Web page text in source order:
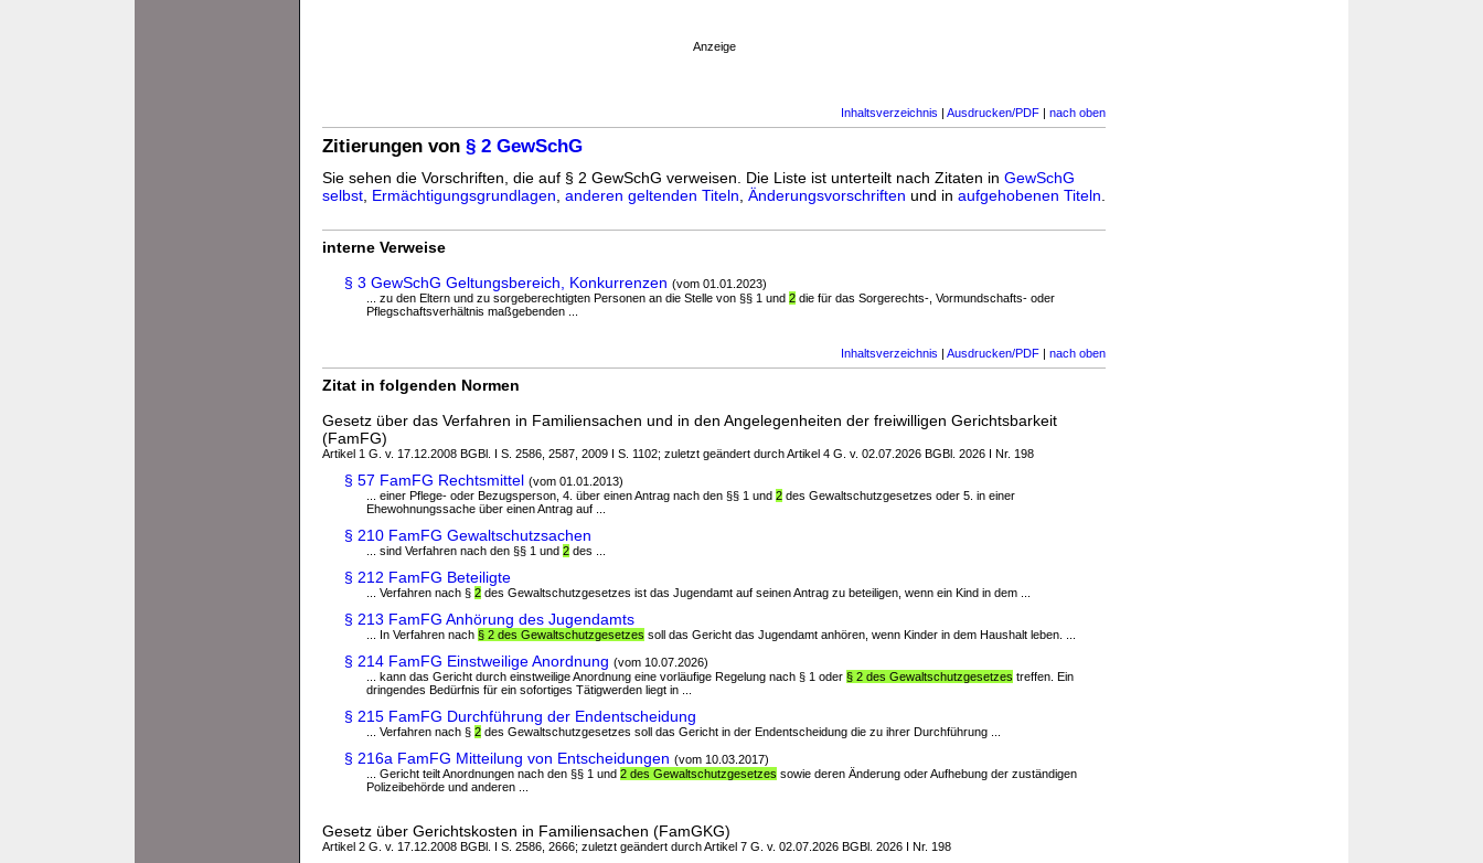
Anzeige
Inhaltsverzeichnis | Ausdrucken/PDF | nach oben
Zitierungen von § 2 GewSchG
Sie sehen die Vorschriften, die auf § 2 GewSchG verweisen. Die Liste ist unterteilt nach Zitaten in GewSchG
selbst Ermächtigungsgrundlagen anderen geltenden Titeln Änderungsvorschriften und in aufgehobenen Titeln
interne Verweise
§ 3 GewSchG Geltungsbereich, Konkurrenzen (vom 01.01.2023)
... zu den Eltern und zu sorgeberechtigten Personen an die Stelle von §§ 1 und 2 die für das Sorgerechts-, Vormundschafts- oder
Pflegschaftsverhältnis maßgebenden ...
Inhaltsverzeichnis | Ausdrucken/PDF | nach oben
Zitat in folgenden Normen
Gesetz über das Verfahren in Familiensachen und in den Angelegenheiten der freiwilligen Gerichtsbarkeit
(FamFG)
Artikel 1 G. v. 17.12.2008 BGBl. I S. 2586, 2587, 2009 I S. 1102; zuletzt geändert durch Artikel 4 G. v. 02.07.2026 BGBl. 2026 I Nr. 198
§ 57 FamFG Rechtsmittel (vom 01.01.2013)
... einer Pflege- oder Bezugsperson, 4. über einen Antrag nach den §§ 1 und 2 des Gewaltschutzgesetzes oder 5. in einer
Ehewohnungssache über einen Antrag auf ...
§ 210 FamFG Gewaltschutzsachen
... sind Verfahren nach den §§ 1 und 2 des ...
§ 212 FamFG Beteiligte
... Verfahren nach § 2 des Gewaltschutzgesetzes ist das Jugendamt auf seinen Antrag zu beteiligen, wenn ein Kind in dem ...
§ 213 FamFG Anhörung des Jugendamts
... In Verfahren nach § 2 des Gewaltschutzgesetzes soll das Gericht das Jugendamt anhören, wenn Kinder in dem Haushalt leben. ...
§ 214 FamFG Einstweilige Anordnung (vom 10.07.2026)
... kann das Gericht durch einstweilige Anordnung eine vorläufige Regelung nach § 1 oder § 2 des Gewaltschutzgesetzes treffen. Ein
dringendes Bedürfnis für ein sofortiges Tätigwerden liegt in ...
§ 215 FamFG Durchführung der Endentscheidung
... Verfahren nach § 2 des Gewaltschutzgesetzes soll das Gericht in der Endentscheidung die zu ihrer Durchführung ...
§ 216a FamFG Mitteilung von Entscheidungen (vom 10.03.2017)
... Gericht teilt Anordnungen nach den §§ 1 und 2 des Gewaltschutzgesetzes sowie deren Änderung oder Aufhebung der zuständigen
Polizeibehörde und anderen ...
Gesetz über Gerichtskosten in Familiensachen (FamGKG)
Artikel 2 G. v. 17.12.2008 BGBl. I S. 2586, 2666; zuletzt geändert durch Artikel 7 G. v. 02.07.2026 BGBl. 2026 I Nr. 198